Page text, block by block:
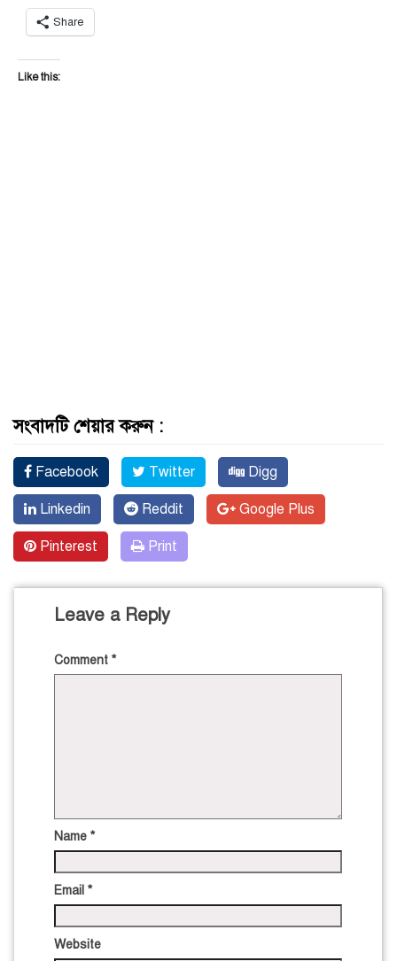
Share
Like this:
সংবাদটি শেয়ার করুন :
Facebook Twitter Digg
Linkedin Reddit Google Plus
Pinterest Print
Leave a Reply
Comment *
Name *
Email *
Website